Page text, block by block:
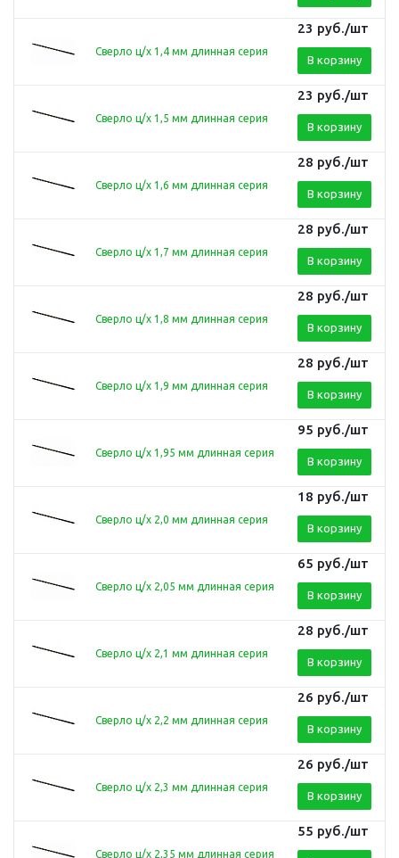
Сверло ц/х 1,4 мм длинная серия
23 руб./шт
В корзину
Сверло ц/х 1,5 мм длинная серия
23 руб./шт
В корзину
Сверло ц/х 1,6 мм длинная серия
28 руб./шт
В корзину
Сверло ц/х 1,7 мм длинная серия
28 руб./шт
В корзину
Сверло ц/х 1,8 мм длинная серия
28 руб./шт
В корзину
Сверло ц/х 1,9 мм длинная серия
28 руб./шт
В корзину
Сверло ц/х 1,95 мм длинная серия
95 руб./шт
В корзину
Сверло ц/х 2,0 мм длинная серия
18 руб./шт
В корзину
Сверло ц/х 2,05 мм длинная серия
65 руб./шт
В корзину
Сверло ц/х 2,1 мм длинная серия
28 руб./шт
В корзину
Сверло ц/х 2,2 мм длинная серия
26 руб./шт
В корзину
Сверло ц/х 2,3 мм длинная серия
26 руб./шт
В корзину
Сверло ц/х 2,35 мм длинная серия
55 руб./шт